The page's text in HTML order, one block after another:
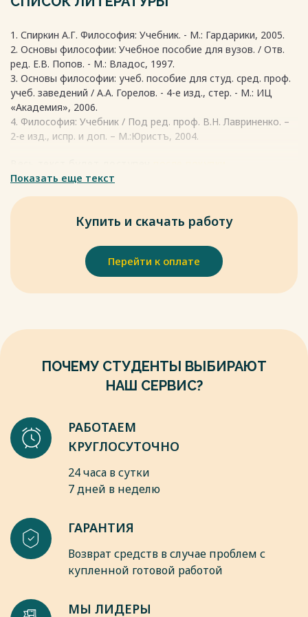
философии был достаточно длительным. В процессе
своего формирования она вобрала в себя и элементы
мифологических представлений (может быть, именно из-за
своего родства с образным мифологическим стилем
мышления философия отличается от науки), и зачатки
научных знаний (возможно поэтому философия не только
отличается от науки, но и имеет с ней много общего), и
даже элементы религиозного мировоззрения (ведь многие
религии).
Весь текст будет доступен после покупки
1. Спиркин А.Г. Философия: Учебник. - М.: Гардарики, 2005.
2. Основы философии: Учебное пособие для вузов. / Отв.
ред. Е.В. Попов. - М.: Владос, 1997.
3. Основы философии: учеб. пособие для студ. сред. проф.
учеб. заведений / А.А. Горелов. - 4-е изд., стер. - М.: ИЦ
«Академия», 2006.
4. Философия: Учебник / Под ред. проф. В.Н. Лавриненко. –
2-е изд., испр. и доп. – М.:Юристъ, 2004.
Показать еще текст
Купить и скачать работу
Перейти к оплате
ПОЧЕМУ СТУДЕНТЫ ВЫБИРАЮТ
НАШ СЕРВИС?
РАБОТАЕМ
КРУГЛОСУТОЧНО
24 часа в сутки
7 дней в неделю
ГАРАНТИЯ
Возврат средств в случае проблем с
купленной готовой работой
МЫ ЛИДЕРЫ